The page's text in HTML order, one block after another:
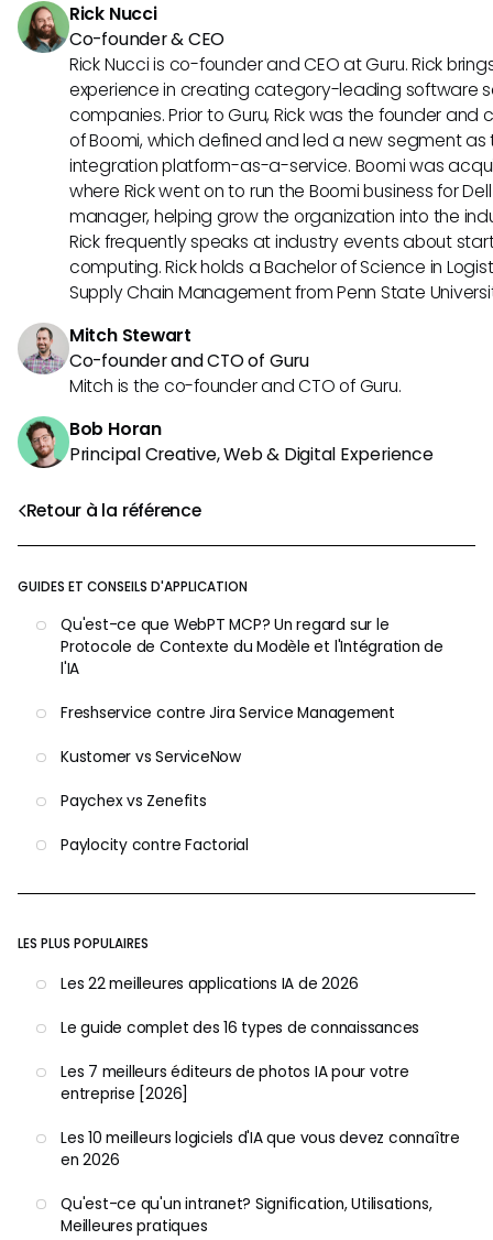
Retour à la référence
GUIDES ET CONSEILS D'APPLICATION
Qu'est-ce que WebPT MCP? Un regard sur le
Protocole de Contexte du Modèle et l'Intégration de
l'IA
Freshservice contre Jira Service Management
Kustomer vs ServiceNow
Paychex vs Zenefits
Paylocity contre Factorial
LES PLUS POPULAIRES
Les 22 meilleures applications IA de 2026
Le guide complet des 16 types de connaissances
Les 7 meilleurs éditeurs de photos IA pour votre
entreprise [2026]
Les 10 meilleurs logiciels d'IA que vous devez connaître
en 2026
Qu'est-ce qu'un intranet? Signification, Utilisations,
Meilleures pratiques
Rick Nucci
Co-founder & CEO
Rick Nucci is co-founder and CEO at Guru. Rick
experience in creating category-leading software
companies. Prior to Guru, Rick was the founder
of Boomi, which defined and led a new segment
integration platform-as-a-service. Boomi was
where Rick went on to run the Boomi business for
manager, helping grow the organization into the
Rick frequently speaks at industry events about
computing. Rick holds a Bachelor of Science in
Supply Chain Management from Penn State
Mitch Stewart
Co-founder and CTO of Guru
Mitch is the co-founder and CTO of Guru.
Bob Horan
Principal Creative, Web & Digital Experience